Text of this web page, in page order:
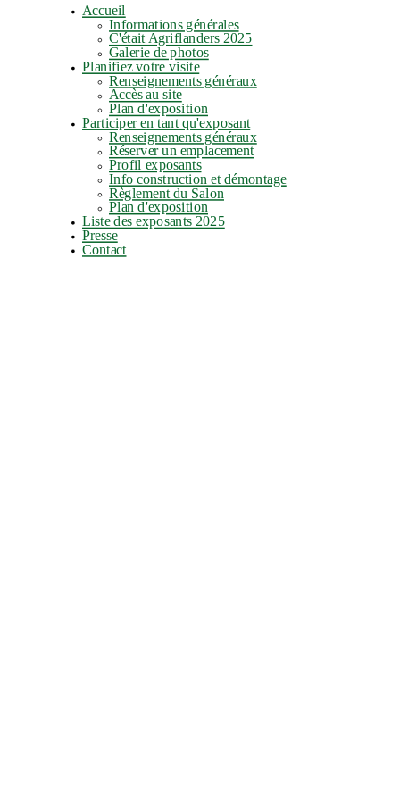
Accueil
Informations générales
C'était Agriflanders 2025
Galerie de photos
Planifiez votre visite
Renseignements généraux
Accès au site
Plan d'exposition
Participer en tant qu'exposant
Renseignements généraux
Réserver un emplacement
Profil exposants
Info construction et démontage
Règlement du Salon
Plan d'exposition
Liste des exposants 2025
Presse
Contact